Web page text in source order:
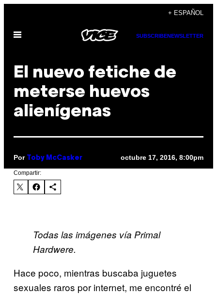
contenido
+ ESPAÑOL
Abrir
SUBSCRIBENEWSLETTER
​El nuevo fetiche de
meterse huevos
alienígenas
Por Toby McCasker octubre 17, 2016, 8:00pm
Compartir:
Todas las imágenes vía Primal
Hardwere.
Hace poco, mientras buscaba juguetes
sexuales raros por internet, me encontré el